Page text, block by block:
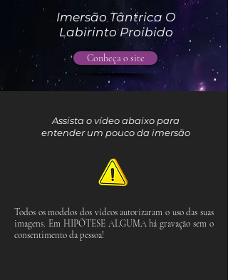
Imersão Tântrica O
Labirinto Proibido
Conheça o site
Assista o vídeo abaixo para
entender um pouco da imersão
Todos os modelos dos vídeos autorizaram o uso das suas
imagens. Em HIPÓTESE ALGUMA há gravação sem o
consentimento da pessoa!